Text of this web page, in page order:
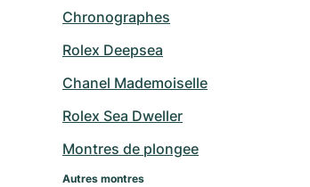
Chronographes
Rolex Deepsea
Chanel Mademoiselle
Rolex Sea Dweller
Montres de plongee
Autres montres